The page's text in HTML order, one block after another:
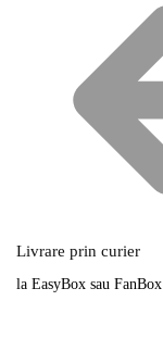
Livrare prin curier
la EasyBox sau FanBox